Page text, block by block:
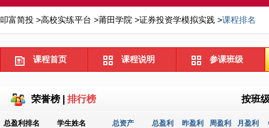
叩富简投 >高校实练平台 >莆田学院 >证券投资学模拟实践 >课程排名
课程首页 课程说明 参课班级
荣誉榜 排行榜 按班
总盈利排名 学生姓名 总资产 总盈利 昨盈利 周盈利 月盈利